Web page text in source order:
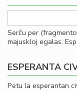
Serĉu per
majuskloj egalas.
ESPERANTA
Petu la esperantan